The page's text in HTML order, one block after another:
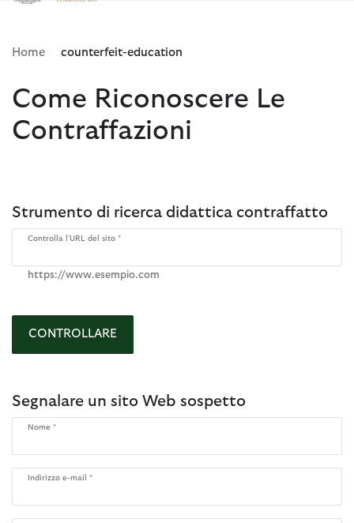
Clicca per visualizzare la nostra Dichiarazione di Accessibilità
Home counterfeit-education
Come Riconoscere Le
Contraffazioni
Strumento di ricerca didattica contraffatto
Controlla l'URL del sito
https://www.esempio.com
CONTROLLARE
Segnalare un sito Web sospetto
Nome
Indirizzo e-mail